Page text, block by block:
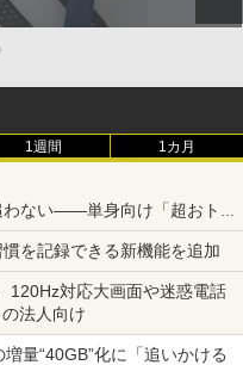
1週間 1カ月
ない――単身向け「超おトク
を記録できる新機能を追加
120Hz対応大画面や迷惑電話
法人向け
量“40GB”化に「追いかける